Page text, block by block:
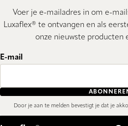
Voer je e-mailadres in om e-
Luxaflex® te ontvangen en als
onze nieuwste producten
E-mail
Door je aan te melden bevestigt je dat je